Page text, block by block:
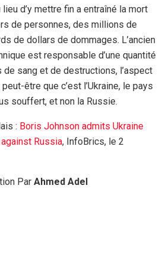
d’y mettre fin a entraîné la mort
de personnes, des millions de
de dollars de dommages. L’ancien
est responsable d’une quantité
de sang et de destructions, l’aspect
être que c’est l’Ukraine, le pays
souffert, et non la Russie.
: Boris Johnson admits Ukraine
Russia, InfoBrics, le 2
Par Ahmed Adel